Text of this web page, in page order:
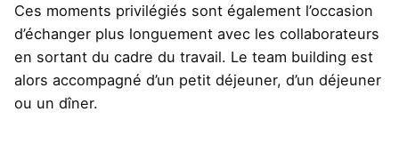
Ces moments privilégiés sont également l’occasion
d’échanger plus longuement avec les collaborateurs
en sortant du cadre du travail. Le team building est
alors accompagné d’un petit déjeuner, d’un déjeuner
ou un dîner.